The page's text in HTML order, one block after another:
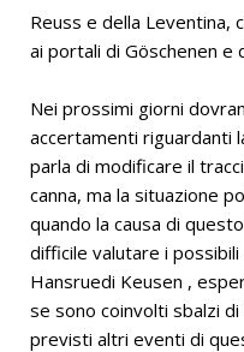
Reuss e della Leventina,
ai portali di Göschenen e
Nei prossimi giorni
accertamenti riguardanti
parla di modificare il
canna, ma la situazione
quando la causa di
difficile valutare i
Hansruedi Keusen ,
se sono coinvolti sbalzi
previsti altri eventi di